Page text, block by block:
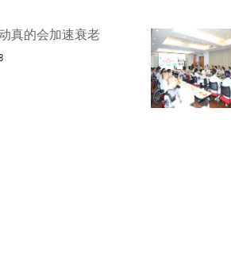
真的会加速衰老